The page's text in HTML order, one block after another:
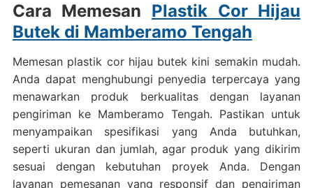
Cara Memesan Plastik Cor Hijau
Butek di Mamberamo Tengah
Memesan plastik cor hijau butek kini semakin mudah.
Anda dapat menghubungi penyedia terpercaya yang
menawarkan produk berkualitas dengan layanan
pengiriman ke Mamberamo Tengah. Pastikan untuk
menyampaikan spesifikasi yang Anda butuhkan,
seperti ukuran dan jumlah, agar produk yang dikirim
sesuai dengan kebutuhan proyek Anda. Dengan
layanan pemesanan yang responsif dan pengiriman